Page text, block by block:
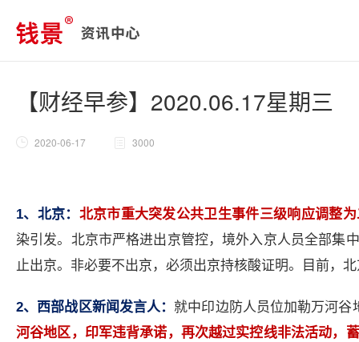
【财经早参】2020.06.17星期三
2020-06-17 3000
1、北京： 北京市重大突发公共卫生事件三级响应调整
染引发。北京市严格进出京管控，境外入京人员全部集
止出京。非必要不出京，必须出京持核酸证明。目前，
2、西部战区新闻发言人： 就中印边防人员位加勒万河谷
河谷地区，印军违背承诺，再次越过实控线非法活动，